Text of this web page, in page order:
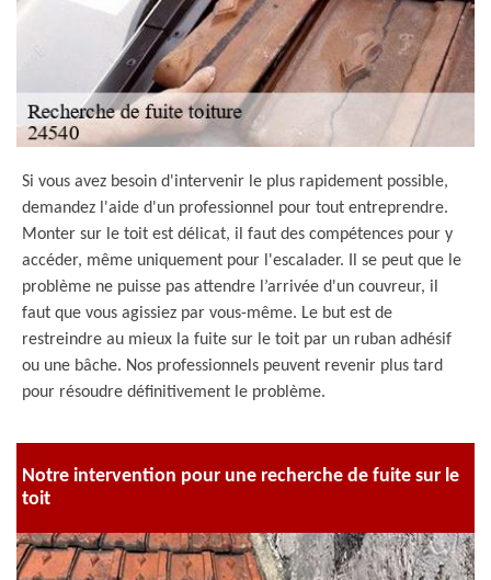
Si vous avez besoin d'intervenir le plus rapidement possible,
demandez l'aide d'un professionnel pour tout entreprendre.
Monter sur le toit est délicat, il faut des compétences pour y
accéder, même uniquement pour l'escalader. Il se peut que le
problème ne puisse pas attendre l’arrivée d'un couvreur, il
faut que vous agissiez par vous-même. Le but est de
restreindre au mieux la fuite sur le toit par un ruban adhésif
ou une bâche. Nos professionnels peuvent revenir plus tard
pour résoudre définitivement le problème.
Notre intervention pour une recherche de fuite sur le
toit